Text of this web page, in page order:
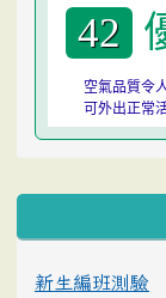
42
空氣品質令
可外出正常
:::
新生編班測驗